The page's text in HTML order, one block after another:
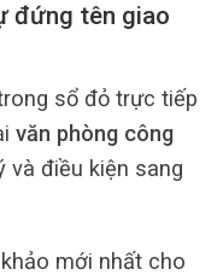
đứng tên giao
sổ đỏ trực tiếp
văn phòng công
và điều kiện sang
mới nhất cho